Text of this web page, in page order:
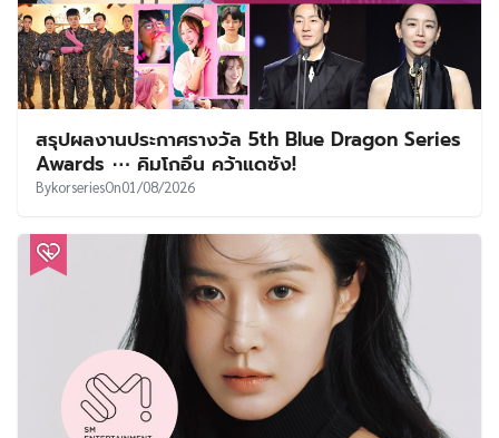
สรุปผลงานประกาศรางวัล 5th Blue Dragon Series
Awards ⋯ คิมโกอึน คว้าแดซัง!
BykorseriesOn01/08/2026